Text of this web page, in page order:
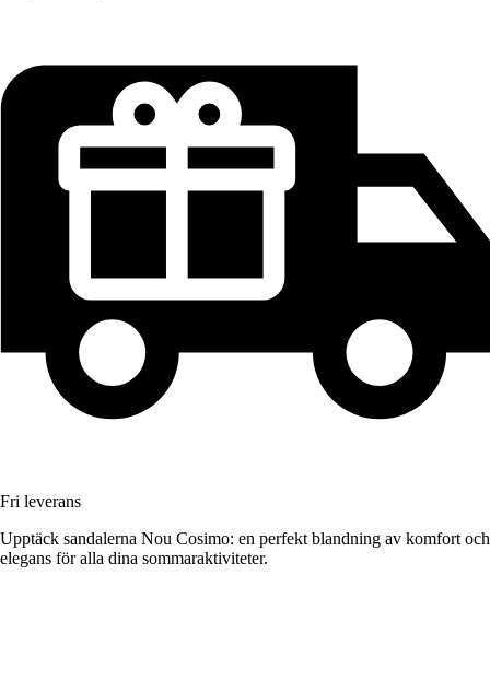
Fri leverans
Upptäck sandalerna Nou Cosimo: en perfekt blandning av komfort och
elegans för alla dina sommaraktiviteter.